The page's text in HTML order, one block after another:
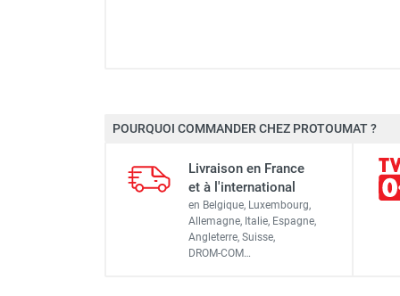
Longueur
Largeur
Dimensions extérieures
Échafaudage roulant
Échafaudage roulant
POURQUOI COMMANDER CHEZ PROTOUMAT ?
Livraison en France
et à l'international
en Belgique, Luxembourg,
Allemagne, Italie, Espagne,
Angleterre, Suisse,
DROM-COM…